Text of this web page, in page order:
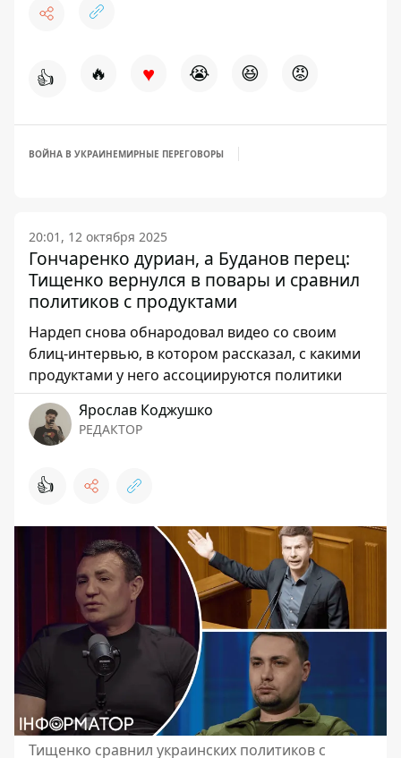
👍 🔥 ♥ 😭 😆 😡
ВОЙНА В УКРАИНЕМИРНЫЕ ПЕРЕГОВОРЫ
20:01, 12 октября 2025
Гончаренко дуриан, а Буданов перец:
Тищенко вернулся в повары и сравнил
политиков с продуктами
Нардеп снова обнародовал видео со своим
блиц-интервью, в котором рассказал, с какими
продуктами у него ассоциируются политики
Ярослав Коджушко
РЕДАКТОР
👍
Тищенко сравнил украинских политиков с